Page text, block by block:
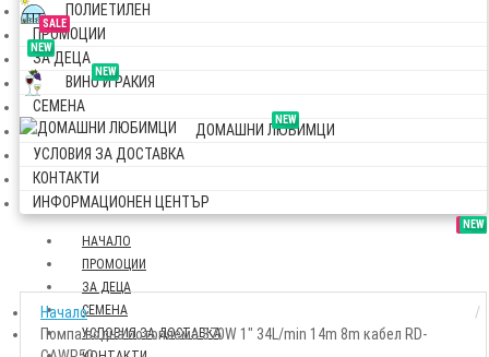
ПОЛИЕТИЛЕН
SALE
ПРОМОЦИИ
NEW
ЗА ДЕЦА
NEW
ВИНО И РАКИЯ
СЕМЕНА
NEW
ДОМАШНИ ЛЮБИМЦИ
УСЛОВИЯ ЗА ДОСТАВКА
КОНТАКТИ
ИНФОРМАЦИОНЕН ЦЕНТЪР
НАЧАЛО
SALE
ПРОМОЦИИ
NEW
ЗА ДЕЦА
СЕМЕНА
УСЛОВИЯ ЗА ДОСТАВКА
Начало
Помпа водна потопяема 370W 1" 34L/min 14m 8m кабел RD-